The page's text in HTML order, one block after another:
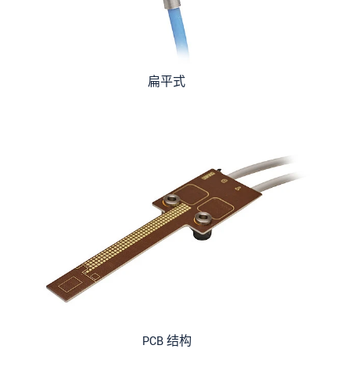
扁平式
PCB 结构